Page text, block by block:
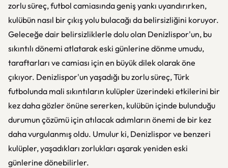
zorlu süreç, futbol camiasında geniş yankı uyandırırken,
kulübün nasıl bir çıkış yolu bulacağı da belirsizliğini koruyor.
Geleceğe dair belirsizliklerle dolu olan Denizlispor'un, bu
sıkıntılı dönemi atlatarak eski günlerine dönme umudu,
taraftarları ve camiası için en büyük dilek olarak öne
çıkıyor. Denizlispor'un yaşadığı bu zorlu süreç, Türk
futbolunda mali sıkıntıların kulüpler üzerindeki etkilerini bir
kez daha gözler önüne sererken, kulübün içinde bulunduğu
durumun çözümü için atılacak adımların önemi de bir kez
daha vurgulanmış oldu. Umulur ki, Denizlispor ve benzeri
kulüpler, yaşadıkları zorlukları aşarak yeniden eski
günlerine dönebilirler.